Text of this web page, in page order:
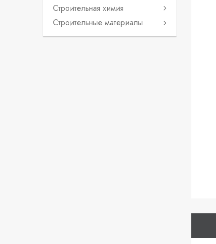
Строительная химия
Строительные материалы